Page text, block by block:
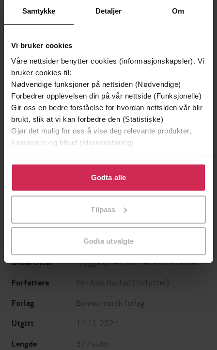
Samtykke Detaljer Om
Vi bruker cookies
Våre nettsider benytter cookies (informasjonskapsler). Vi
bruker cookies til:
Nødvendige funksjoner på nettsiden (Nødvendige)
Forbedrer opplevelsen din på vår nettside (Funksjonelle)
Gir oss en bedre forståelse for hvordan nettsiden vår blir
brukt, slik at vi kan forbedre den (Statistiske)
Gjør det mulig for oss å vise deg relevante produkter,
kampanjer og tilbud (Markedsføring)
Klikk på «Godta alle» for å gi oss ditt samtykke til å
bruke cookies for alle disse formålene. Du kan også
tilpasse ditt samtykke til spesifikke formål ved å klikke
Godta alle
Tilpass
Godta utvalgte
Premium
Jo Nesbø
Premium
Jørn Lier Horst
Undertittel skyggespillet som felte Eirik Jensen
Forfattere Per Asle Rustad (forfatter)
Forlag Bonnier norsk forlag
Utgitt 14.11.2024
Lengde 377 sider